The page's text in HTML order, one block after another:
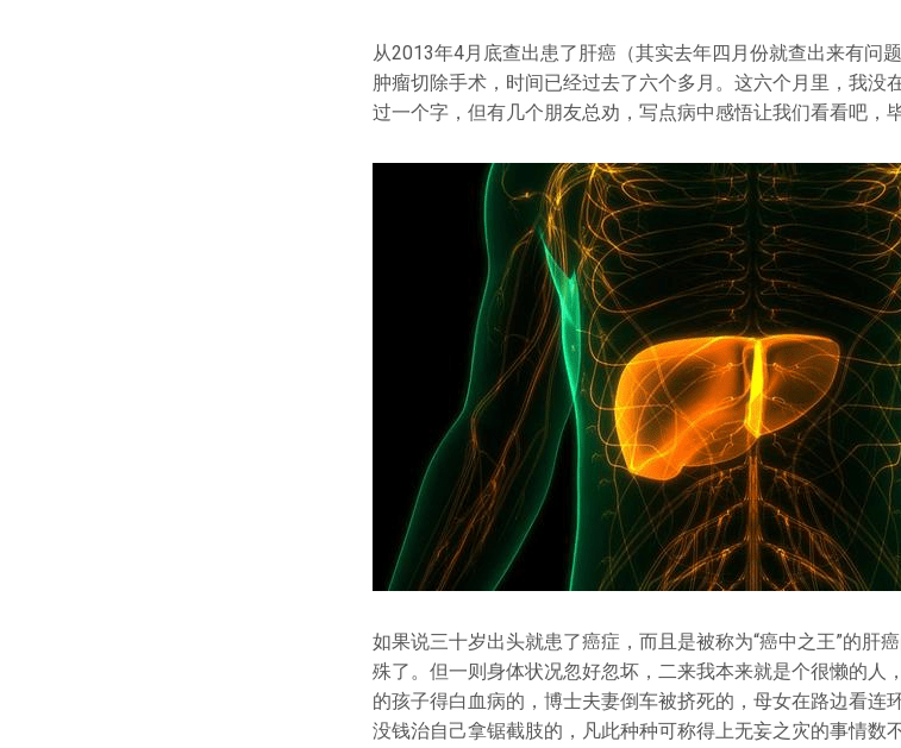
从2013年4月底查出患了肝癌（其实去年四月份就查出来有问
肿瘤切除手术，时间已经过去了六个多月。这六个月里，我没
过一个字，但有几个朋友总劝，写点病中感悟让我们看看吧，
如果说三十岁出头就患了癌症，而且是被称为“癌中之王”的肝
殊了。但一则身体状况忽好忽坏，二来我本来就是个很懒的人
的孩子得白血病的，博士夫妻倒车被挤死的，母女在路边看连
没钱治自己拿锯截肢的，凡此种种可称得上无妄之灾的事情数